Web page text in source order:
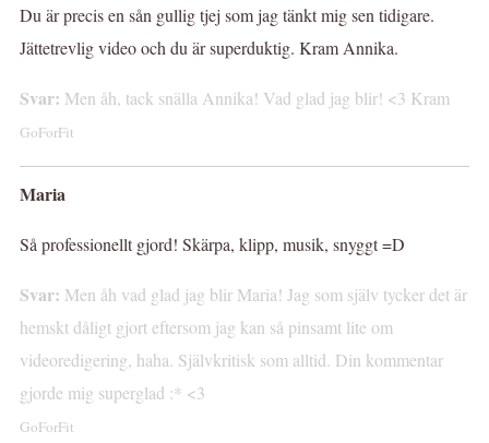
Du är precis en sån gullig tjej som jag tänkt mig sen tidigare.
Jättetrevlig video och du är superduktig. Kram Annika.
Svar: Men åh, tack snälla Annika! Vad glad jag blir! <3 Kram
GoForFit
Maria
Så professionellt gjord! Skärpa, klipp, musik, snyggt =D
Svar: Men åh vad glad jag blir Maria! Jag som själv tycker det är
hemskt dåligt gjort eftersom jag kan så pinsamt lite om
videoredigering, haha. Självkritisk som alltid. Din kommentar
gjorde mig superglad :* <3
GoForFit